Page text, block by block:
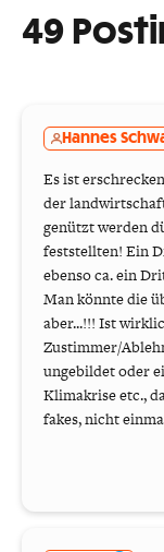
49
Hannes
Es ist
der
genützt werden
feststellten! Ein
ebenso ca. ein
Man könnte die
aber...!!! Ist
Zustimmer/
ungebildet oder
Klimakrise etc.,
fakes, nicht